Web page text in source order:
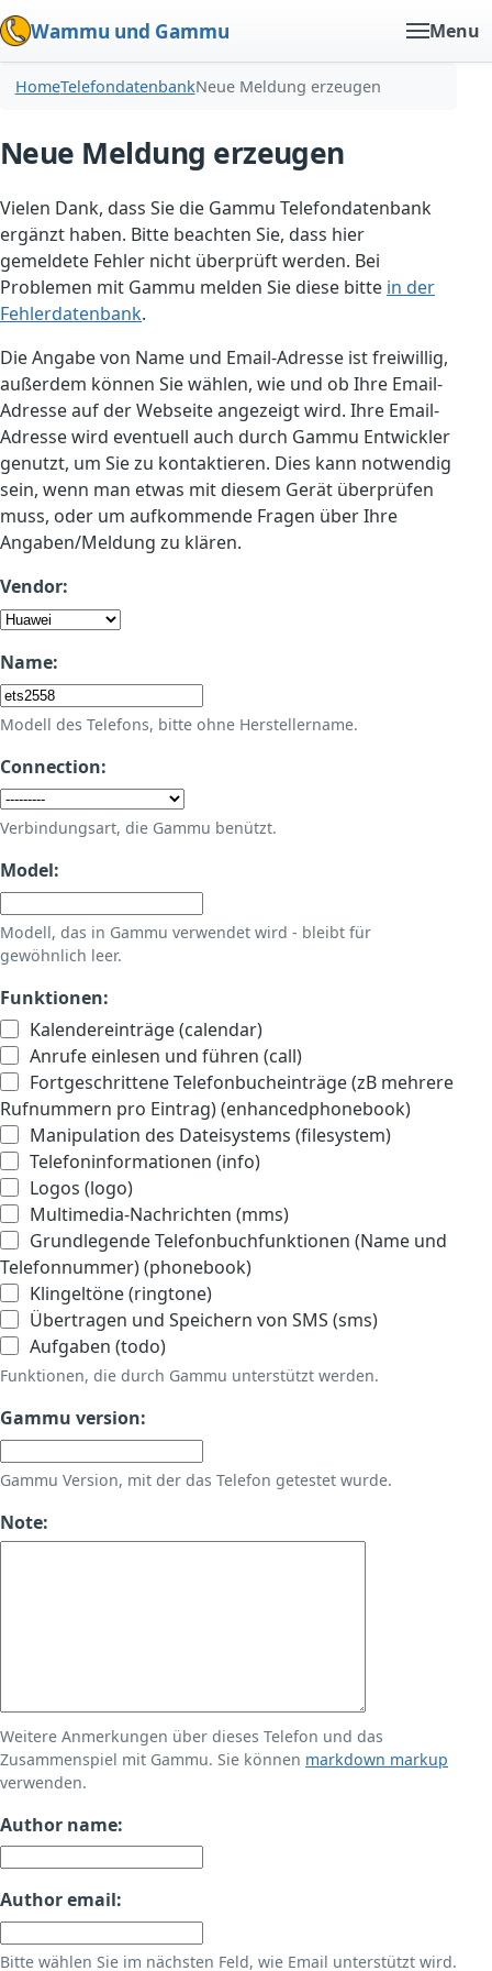
Wammu und Gammu Menu
HomeTelefondatenbankNeue Meldung erzeugen
Neue Meldung erzeugen
Vielen Dank, dass Sie die Gammu Telefondatenbank
ergänzt haben. Bitte beachten Sie, dass hier
gemeldete Fehler nicht überprüft werden. Bei
Problemen mit Gammu melden Sie diese bitte in der
Fehlerdatenbank.
Die Angabe von Name und Email-Adresse ist freiwillig,
außerdem können Sie wählen, wie und ob Ihre Email-
Adresse auf der Webseite angezeigt wird. Ihre Email-
Adresse wird eventuell auch durch Gammu Entwickler
genutzt, um Sie zu kontaktieren. Dies kann notwendig
sein, wenn man etwas mit diesem Gerät überprüfen
muss, oder um aufkommende Fragen über Ihre
Angaben/Meldung zu klären.
Vendor:
Name:
Modell des Telefons, bitte ohne Herstellername.
Connection:
Verbindungsart, die Gammu benützt.
Model:
Modell, das in Gammu verwendet wird - bleibt für
gewöhnlich leer.
Funktionen:
Kalendereinträge (calendar)
Anrufe einlesen und führen (call)
Fortgeschrittene Telefonbucheinträge (zB mehrere
Rufnummern pro Eintrag) (enhancedphonebook)
Manipulation des Dateisystems (filesystem)
Telefoninformationen (info)
Logos (logo)
Multimedia-Nachrichten (mms)
Grundlegende Telefonbuchfunktionen (Name und
Telefonnummer) (phonebook)
Klingeltöne (ringtone)
Übertragen und Speichern von SMS (sms)
Aufgaben (todo)
Funktionen, die durch Gammu unterstützt werden.
Gammu version:
Gammu Version, mit der das Telefon getestet wurde.
Note:
Weitere Anmerkungen über dieses Telefon und das
Zusammenspiel mit Gammu. Sie können markdown markup
verwenden.
Author name:
Author email:
Bitte wählen Sie im nächsten Feld, wie Email unterstützt wird.